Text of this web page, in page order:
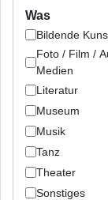
Was
Bildende
Foto / Film /
Medien
Literatur
Museum
Musik
Tanz
Theater
Sonstiges